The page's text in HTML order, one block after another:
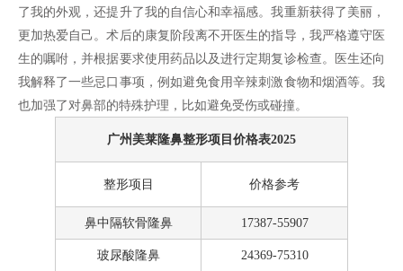
了我的外观，还提升了我的自信心和幸福感。我重新获得了美丽，
更加热爱自己。术后的康复阶段离不开医生的指导，我严格遵守医
生的嘱咐，并根据要求使用药品以及进行定期复诊检查。医生还向
我解释了一些忌口事项，例如避免食用辛辣刺激食物和烟酒等。我
也加强了对鼻部的特殊护理，比如避免受伤或碰撞。
广州美莱隆鼻整形项目价格表2025
整形项目 价格参考
鼻中隔软骨隆鼻 17387-55907
玻尿酸隆鼻 24369-75310